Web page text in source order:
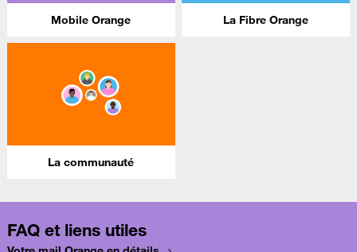
Mobile Orange La Fibre Orange
La communauté
FAQ et liens utiles